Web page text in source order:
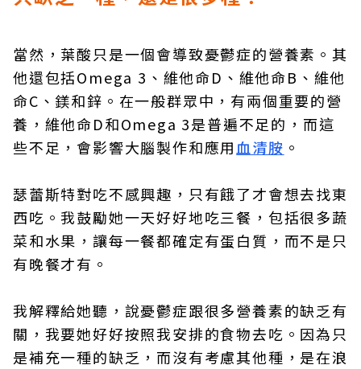
當然，葉酸只是一個會導致憂鬱症的營養素。其
他還包括Omega 3、維他命D、維他命B、維他
命C、鎂和鋅。在一般群眾中，有兩個重要的營
養，維他命D和Omega 3是普遍不足的，而這
些不足，會影響大腦製作和應用 血清胺 。
瑟蕾斯特對吃不感興趣，只有餓了才會想去找東
西吃。我鼓勵她一天好好地吃三餐，包括很多蔬
菜和水果，讓每一餐都確定有蛋白質，而不是只
有晚餐才有。
我解釋給她聽，說憂鬱症跟很多營養素的缺乏有
關，我要她好好按照我安排的食物去吃。因為只
是補充一種的缺乏，而沒有考慮其他種，是在浪